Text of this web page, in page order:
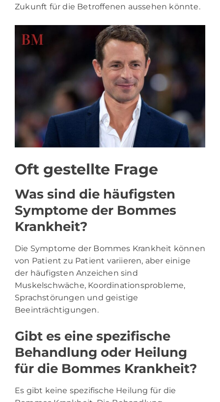
Zukunft für die Betroffenen aussehen könnte.
Oft gestellte Frage
Was sind die häufigsten
Symptome der Bommes
Krankheit?
Die Symptome der Bommes Krankheit können
von Patient zu Patient variieren, aber einige
der häufigsten Anzeichen sind
Muskelschwäche, Koordinationsprobleme,
Sprachstörungen und geistige
Beeinträchtigungen.
Gibt es eine spezifische
Behandlung oder Heilung
für die Bommes Krankheit?
Es gibt keine spezifische Heilung für die